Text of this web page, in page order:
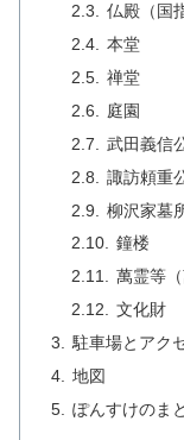
仏殿（国
本堂
禅堂
庭園
武田義信
諏訪頼重
柳沢家墓
鐘楼
萬霊等（
文化財
駐車場とアク
地図
ぽんすけのま